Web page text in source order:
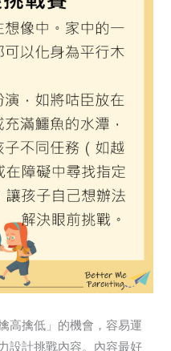
高擒低」的機會，容易運
設計挑戰內容。內容最好